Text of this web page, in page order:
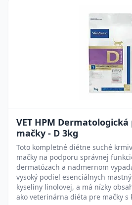
VET HPM
mačky - D 3kg
Toto kompletné diétne suché
mačky na podporu správnej
dermatózach a nadmernom
vysoký podiel esenciálnych
kyseliny linolovej, a má nízky
ako veterinárna diéta pre mačky